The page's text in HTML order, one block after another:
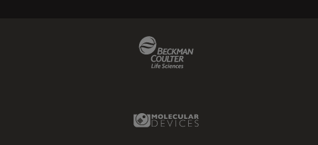
Molecular Devices Link